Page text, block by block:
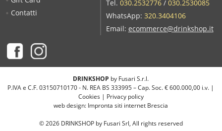
Contatti
Tel. 030.2532776/ 030.2530085
WhatsApp: 320.3404106
Email: ecommerce@drinkshop.it
DRINKSHOP by Fusari S.r.l.
P.IVA e C.F. 03150710170 - N. REA BS 333995 – Cap. Soc. € 600.000,00 i.v. |
Cookies| Privacy policy
web design: Impronta siti internet Brescia
©2026 DRINKSHOP by Fusari Srl, All rights reserved